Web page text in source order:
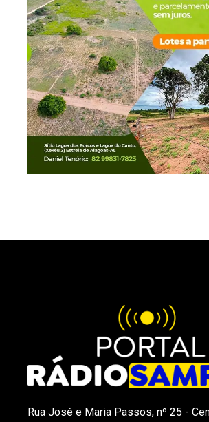
Rua José e Maria Passos, nº 25 -